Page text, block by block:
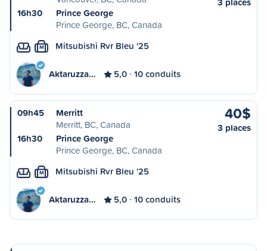
16h30
Prince George
Prince George, BC, Canada
M Mitsubishi Rvr Bleu '25
Aktaruzza… 5,0 10 conduits
09h45
Merritt
Merritt, BC, Canada
16h30
Prince George
Prince George, BC, Canada
40$
3 places
M Mitsubishi Rvr Bleu '25
Aktaruzza… 5,0 10 conduits